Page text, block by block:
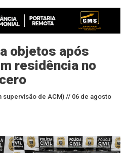
objetos após
residência no
supervisão de ACM) // 06 de agosto